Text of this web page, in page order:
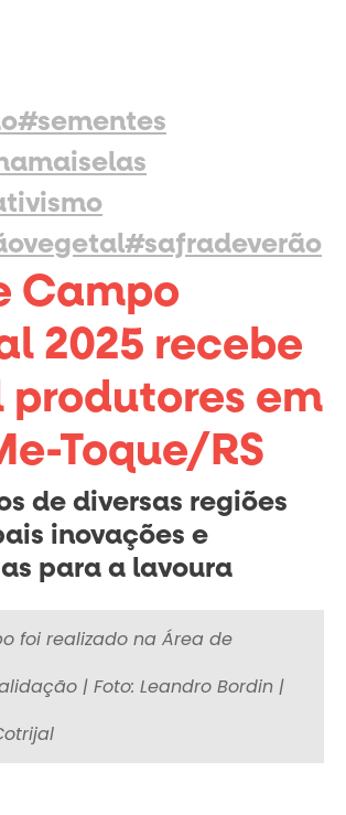
#sementes
#safradeverão
Campo
2025 recebe
produtores em
Toque/RS
de diversas regiões
inovações e
para a lavoura
foi realizado na Área de
| Foto: Leandro Bordin |